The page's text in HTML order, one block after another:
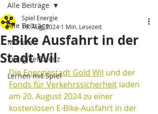
Alle Beiträge
Monamo
Energieeffizienz
Lernen mit Spiel
Alle Beiträge
E-Bike Ausfahrt in der
Stadt Wil
Spiel Energie
19. Aug. 2024 1 Min. Lesezeit
Die Energiestadt Gold Wil und der
Fonds für Verkehrssicherheit laden
am 20. August 2024 zu einer
kostenlosen E-Bike-Ausfahrt in der